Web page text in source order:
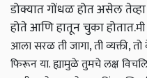
डोक्यात गोंधळ होत असेल तेव्हा
होते आणि हातून चुका होतात.
आला सरळ ती जागा, ती व्यक्ती,
फिरून या. ह्यामुळे तुमचे लक्ष